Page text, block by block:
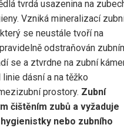
tvrdá usazenina na
Vzniká mineralizací
se neustále tvoří na
odstraňován
se a ztvrdne na zubní
dásní a na těžko
prostory. Zubní
čištěním zubů a vyžaduje
nebo zubního